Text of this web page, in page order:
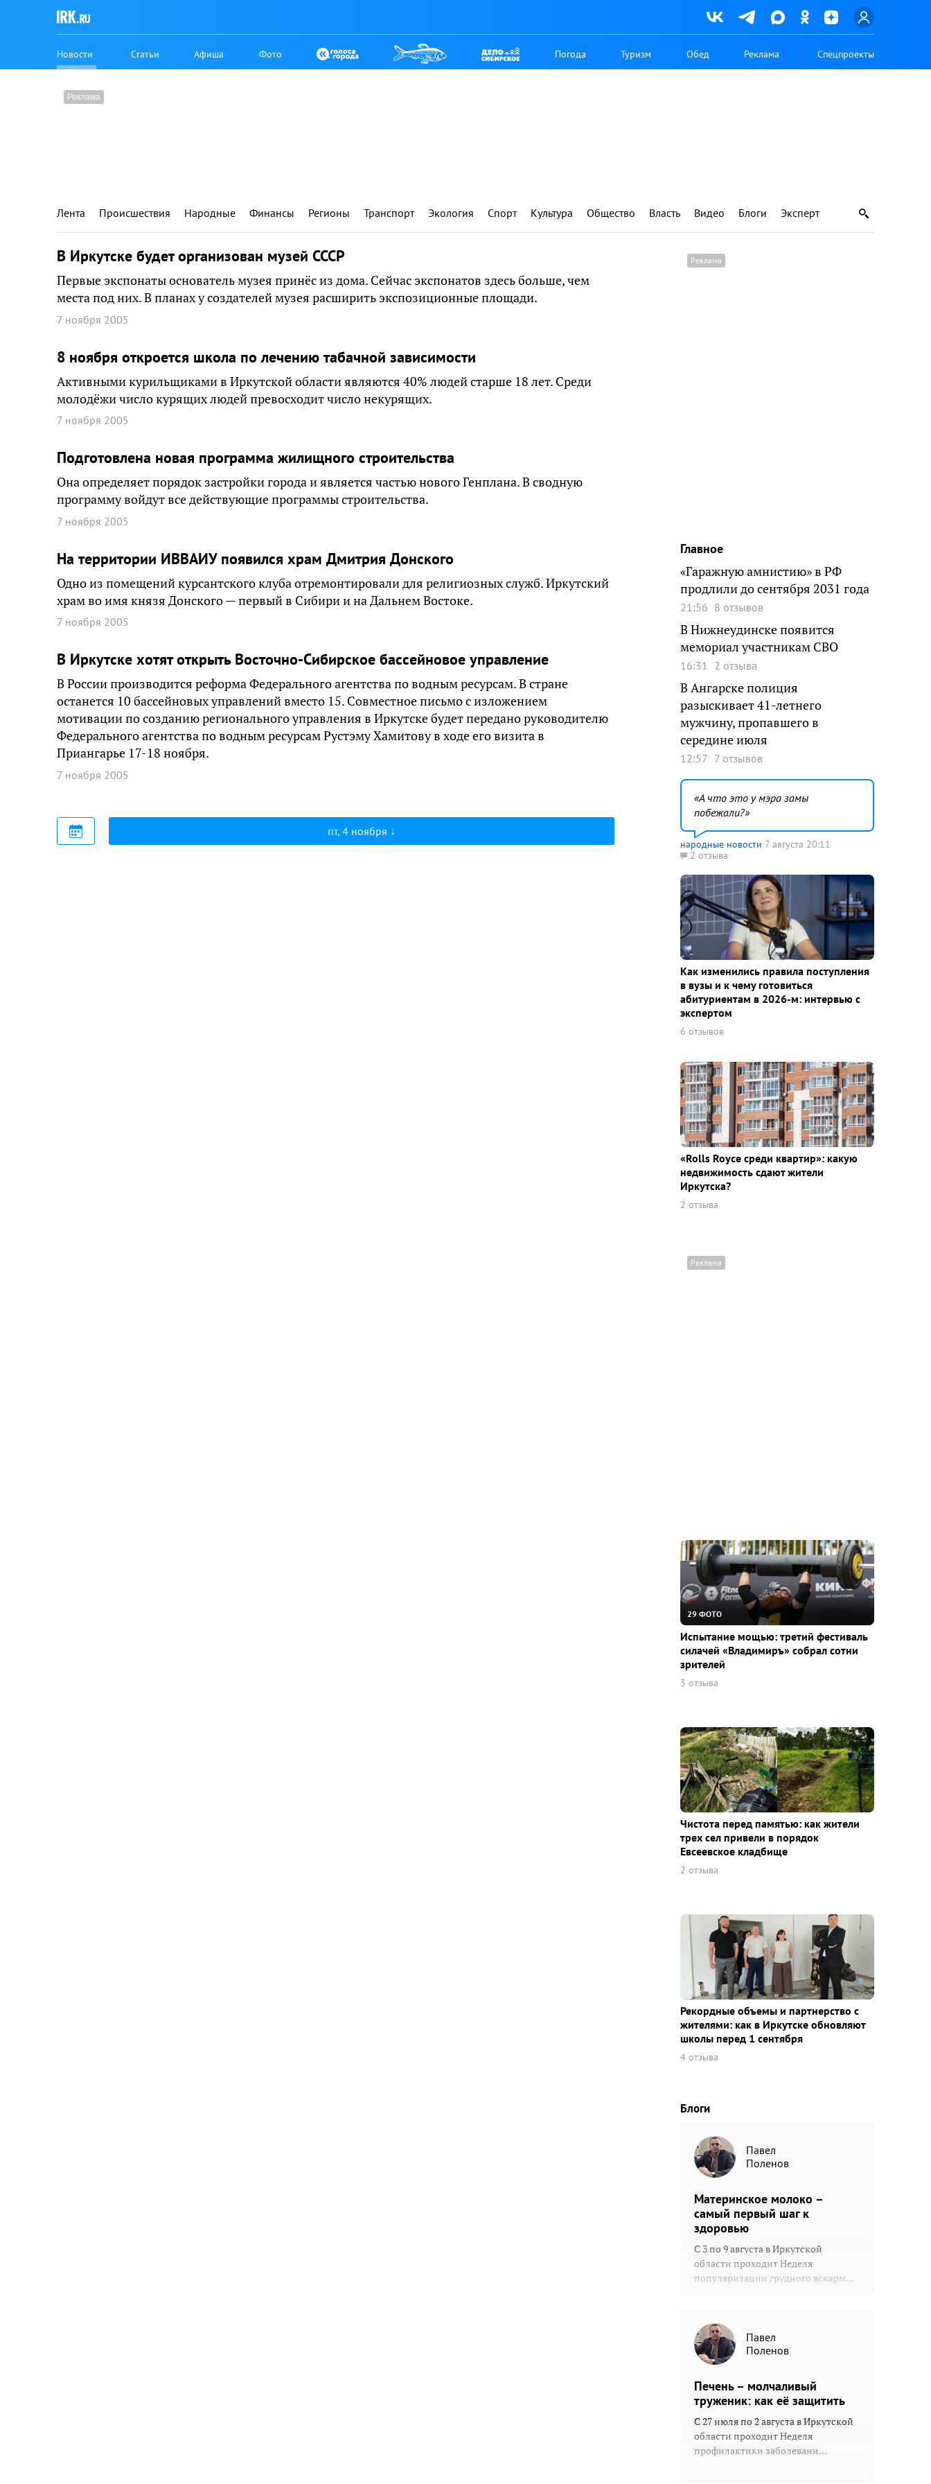
Новости Статьи Афиша Фото Погода Туризм Обед Реклама Спецпроекты
Лента Происшествия Народные Финансы Регионы Транспорт Экология Спорт Культура Общество Власть Видео Блоги Эксперт
В Иркутске будет организован музей СССР
Первые экспонаты основатель музея принёс из дома. Сейчас экспонатов здесь больше, чем
места под них. В планах у создателей музея расширить экспозиционные площади.
7 ноября 2005
8 ноября откроется школа по лечению табачной зависимости
Активными курильщиками в Иркутской области являются 40% людей старше 18 лет. Среди
молодёжи число курящих людей превосходит число некурящих.
7 ноября 2005
Подготовлена новая программа жилищного строительства
Она определяет порядок застройки города и является частью нового Генплана. В сводную
программу войдут все действующие программы строительства.
7 ноября 2005
На территории ИВВАИУ появился храм Дмитрия Донского
Одно из помещений курсантского клуба отремонтировали для религиозных служб. Иркутский
храм во имя князя Донского — первый в Сибири и на Дальнем Востоке.
7 ноября 2005
В Иркутске хотят открыть Восточно-Сибирское бассейновое управление
В России производится реформа Федерального агентства по водным ресурсам. В стране
останется 10 бассейновых управлений вместо 15. Совместное письмо с изложением
мотивации по созданию регионального управления в Иркутске будет передано руководителю
Федерального агентства по водным ресурсам Рустэму Хамитову в ходе его визита в
Приангарье 17-18 ноября.
7 ноября 2005
пт, 4 ноября
Главное
«Гаражную амнистию» в РФ
продлили до сентября 2031 года
21:56 8 отзывов
В Нижнеудинске появится
мемориал участникам СВО
16:31 2 отзыва
В Ангарске полиция
разыскивает 41-летнего
мужчину, пропавшего в
середине июля
12:57 7 отзывов
А что это у мэра замы
побежали?
народные новости 7 августа 20:11
2 отзыва
Как изменились правила поступления
в вузы и к чему готовиться
абитуриентам в 2026-м: интервью с
экспертом
6 отзывов
«Rolls Royce среди квaртир»: какую
недвижимость сдают жители
Иркутска?
2 отзыва
29 ФОТО
Испытание мощью: третий фестиваль
силачей «Владимиръ» собрал сотни
зрителей
3 отзыва
Чистота перед памятью: как жители
трех сел привели в порядок
Евсеевское кладбище
2 отзыва
Рекордные объемы и партнерство с
жителями: как в Иркутске обновляют
школы перед 1 сентября
4 отзыва
Блоги
Павел
Поленов
Материнское молоко –
самый первый шаг к
здоровью
С 3 по 9 августа в Иркутской
области проходит Неделя
популяризации грудного вскарм...
Павел
Поленов
Печень – молчаливый
труженик: как её защитить
С 27 июля по 2 августа в Иркутской
области проходит Неделя
профилактики заболевани...